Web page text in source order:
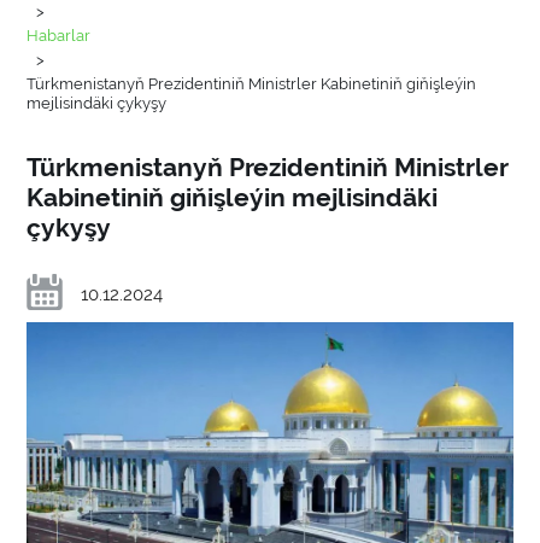
>
Habarlar
>
Türkmenistanyň Prezidentiniň Ministrler Kabinetiniň giňişleýin
mejlisindäki çykyşy
Türkmenistanyň Prezidentiniň Ministrler
Kabinetiniň giňişleýin mejlisindäki
çykyşy
10.12.2024